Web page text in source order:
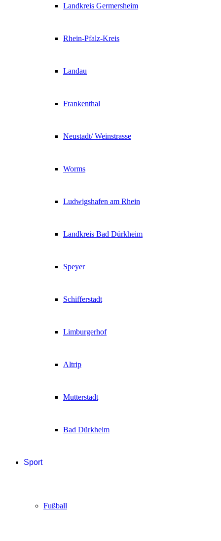
Landkreis Germersheim
Rhein-Pfalz-Kreis
Landau
Frankenthal
Neustadt/ Weinstrasse
Worms
Ludwigshafen am Rhein
Landkreis Bad Dürkheim
Speyer
Schifferstadt
Limburgerhof
Altrip
Mutterstadt
Bad Dürkheim
Sport
Fußball